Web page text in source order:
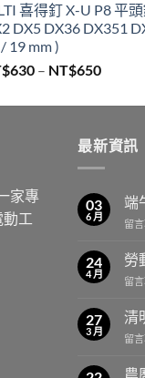
範
圍：
到
喜得釘 X-U P8 平
DX5 DX36 DX351
19 mm )
630 – NT$650價
範
NT$630
到
家專
工
最新資訊
03
6 月
端
在
午
節
暫
出
貨
公
留
24
4 月
勞
在
動
節
暫
出
留
27
3 月
清
在
明
留
農